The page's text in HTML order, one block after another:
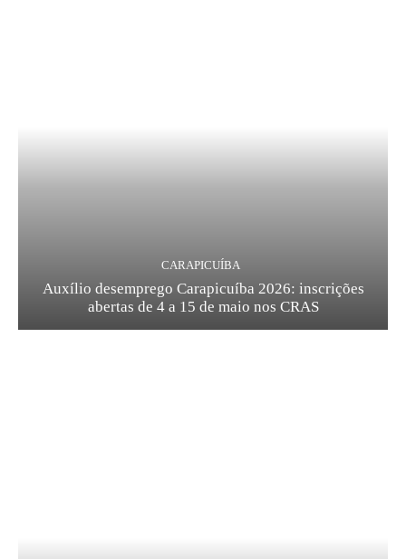
CARAPICUÍBA
Auxílio desemprego Carapicuíba 2026: inscrições
abertas de 4 a 15 de maio nos CRAS